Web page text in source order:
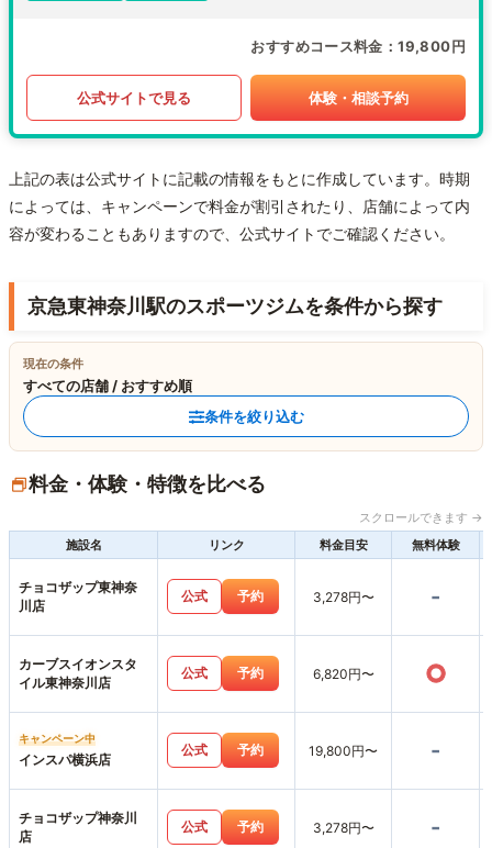
おすすめコース料金 19,800円
公式サイトで見る 体験・相談予約
上記の表は公式サイトに記載の情報をもとに作成しています。時期
によっては、キャンペーンで料金が割引されたり、店舗によって内
容が変わることもありますので、公式サイトでご確認ください。
京急東神奈川駅のスポーツジムを条件から探す
現在の条件
すべての店舗 / おすすめ順
条件を絞り込む
料金・体験・特徴を比べる
スクロールできます →
施設名
リンク 料金目安 無料体験
チョコザップ東神奈
川店
公式 予約 3,278円〜 -
カーブスイオンスタ
イル東神奈川店
公式 予約 6,820円〜 ○
キャンペーン中
インスパ横浜店
公式 予約 19,800円〜 -
チョコザップ神奈川
店
公式 予約 3,278円〜 -